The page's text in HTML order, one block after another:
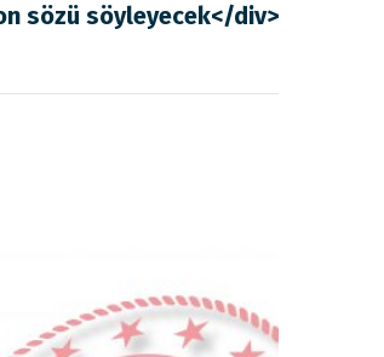
sözü söyleyecek</div>